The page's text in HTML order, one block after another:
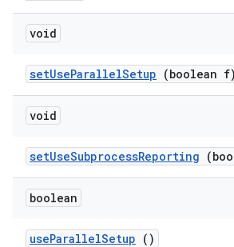
void
setUseParallelSetup (boolean f)
void
setUseSubprocessReporting
boolean
useParallelSetup ()